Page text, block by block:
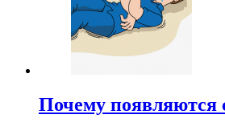
Почему появляются